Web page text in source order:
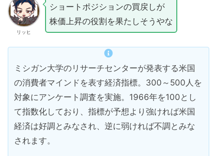
リッヒ
ショートポジションの買戻しが
株価上昇の役割を果たしそうやな
ミシガン大学のリサーチセンターが発表する米国
の消費者マインドを表す経済指標。300～500人を
対象にアンケート調査を実施。1966年を100とし
て指数化しており、指標が予想より強ければ米国
経済は好調とみなされ、逆に弱ければ不調とみな
されます。